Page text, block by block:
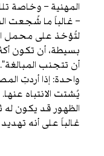
المهنية – وخاصة
– غالباً ما شُجعت
لتُؤخذ على محمل
بسيطة، أن تكون
أن تتجنب
واحدة: إذا أردتِ
يُشتت الانتباه
الظهور قد يكون له
غالباً على أنه